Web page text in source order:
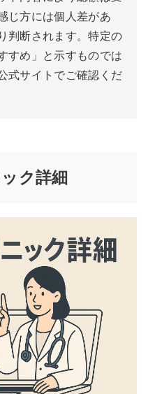
じ方には個人差があ
判断されます。特定の
すめ」と示すものでは
式サイトでご確認くだ
ク詳細